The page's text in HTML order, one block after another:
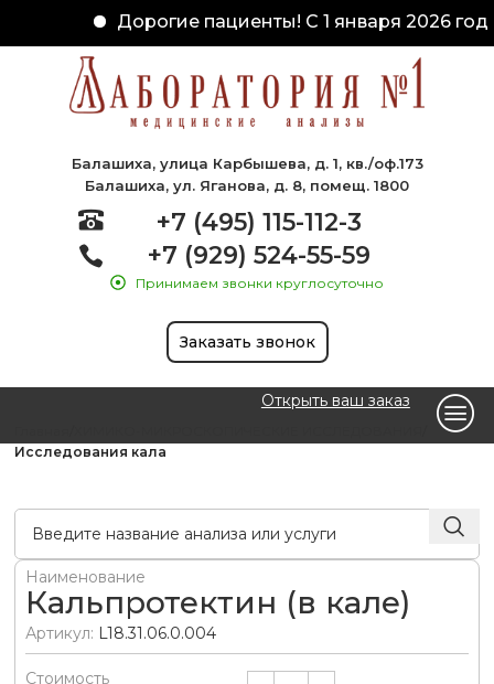
Дорогие пациенты! С 1 января 2026
Балашиха, улица Карбышева, д. 1, кв./оф.173
Балашиха, ул. Яганова, д. 8, помещ. 1800
+7 (495) 115-112-3
+7 (929) 524-55-59
Принимаем звонки круглосуточно
Заказать звонок
Открыть ваш заказ
Исследования кала
Наименование
Кальпротектин (в кале)
Артикул: L18.31.06.0.004
Стоимость